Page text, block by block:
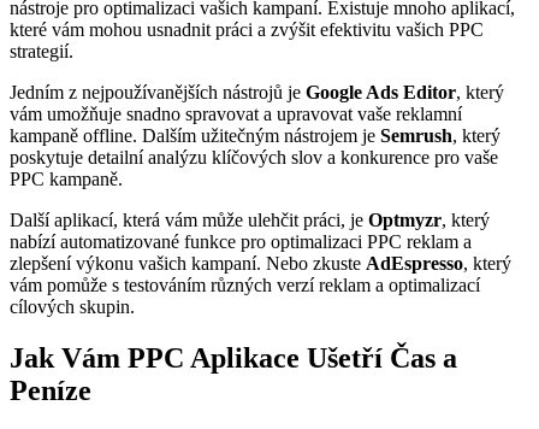
nástroje pro optimalizaci vašich kampaní. Existuje mnoho aplikací,
které vám mohou usnadnit práci a zvýšit efektivitu vašich PPC
strategií.
Jedním z nejpoužívanějších nástrojů je Google Ads Editor, který
vám umožňuje snadno spravovat a upravovat vaše reklamní
kampaně offline. Dalším užitečným nástrojem je Semrush, který
poskytuje detailní analýzu klíčových slov a konkurence pro vaše
PPC kampaně.
Další aplikací, která vám může ulehčit práci, je Optmyzr, který
nabízí automatizované funkce pro optimalizaci PPC reklam a
zlepšení výkonu vašich kampaní. Nebo zkuste AdEspresso, který
vám pomůže s testováním různých verzí reklam a optimalizací
cílových skupin.
Jak Vám PPC Aplikace Ušetří Čas a
Peníze